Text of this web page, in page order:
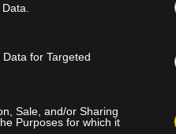
for Targeted
Sale, and/or Sharing
Purposes for which it